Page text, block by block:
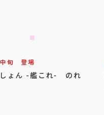
中旬 登場
ょん -艦これ- のれ